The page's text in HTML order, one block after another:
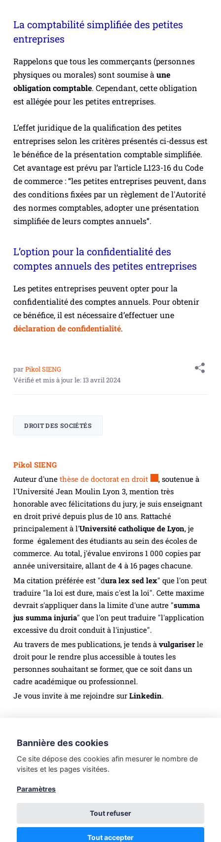
La comptabilité simplifiée des petites
entreprises
Rappelons que tous les commerçants (personnes
physiques ou morales) sont soumise àune
obligation comptable. Cependant, cette obligation
est allégée pour les petites entreprises.
L’effet juridique de la qualification des petites
entreprises selon les critères présentés ci-dessus est
le bénéfice de la présentation comptable simplifiée.
Cet avantage est prévu par l’article L123-16 du Code
de commerce : “les petites entreprises peuvent, dans
des conditions fixées par un règlement de l'Autorité
des normes comptables, adopter une présentation
simplifiée de leurs comptes annuels”.
L’option pour la confidentialité des
comptes annuels des petites entreprises
Les petites entreprises peuvent opter pour la
confidentialité des comptes annuels. Pour obtenir
ce bénéfice, il est nécessaire d’effectuer une
déclaration de confidentialité.
par Pikol SIENG
Vérifié et mis à jour le:13 avril 2024
DROIT DES SOCIÉTÉS
Pikol SIENG
Auteur d'unethèse de doctorat en droit
, soutenue à
l'Université Jean Moulin Lyon 3, mention très
honorable avec félicitations du jury, je suis enseignant
en droit privé depuis plus de 10 ans. Rattaché
principalement à l'Université catholique de Lyon, je
forme également des étudiants au sein des écoles de
commerce. Au total, j'évalue environs 1 000 copies par
année universitaire, allant de 4 à 16 pages chacune.
Ma citation préférée est "dura lex sed lex" que l'on peut
traduire "la loi est dure, mais c'est la loi". Cette maxime
devrait s'appliquer dans la limite d'une autre "summa
jus summa injuria" que l'on peut traduire "l'application
excessive du droit conduit à l'injustice".
Au travers de mes publications, je tends à vulgariserle
droit pour le rendre plus accessible à toutes les
personnes souhaitant se former, que ce soit dans un
cadre académique ou professionnel.
Je vous invite à me rejoindre sur Linkedin.
Droit des personnes
Méthodologie juridique
Droit du travail
🔴Mentions légales Editeur du site et directeur de la
publication : Pikol SIENG, docteur en droit (contact[@]legal-
booster.fr) Hébergeur du site : Netlify, Inc. (512 2nd Street, Suite
Bannière des cookies
Ce site dépose des cookies afin mesurer le nombre de
visites et les pages visitées.
Paramètres
Tout refuser
Tout accepter